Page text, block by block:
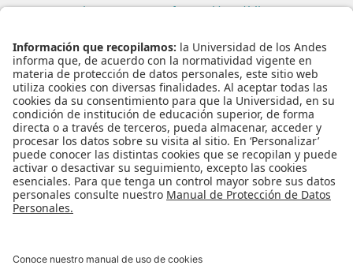
Transparencia y Acceso a Información Pública
REDES SOCIALES
ENLACES RÁPIDOS
Nuestro Equipo